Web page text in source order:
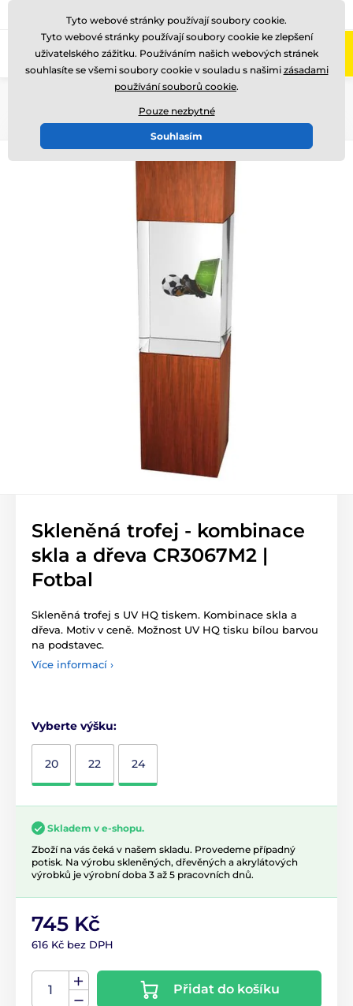
Zavolejte nám (Po-Pá 8-17)
Skleněná trofej - kombinace
skla a dřeva CR3067M2 |
Fotbal
Skleněná trofej s UV HQ tiskem. Kombinace skla a
dřeva. Motiv v ceně. Možnost UV HQ tisku bílou barvou
na podstavec.
Více informací ›
Vyberte výšku:
20 22 24
Skladem v e-shopu.
Zboží na vás čeká v našem skladu. Provedeme případný
potisk. Na výrobu skleněných, dřevěných a akrylátových
výrobků je výrobní doba 3 až 5 pracovních dnů.
745 Kč
616 Kč bez DPH
Přidat do košíku
Tyto webové stránky používají soubory cookie.
Tyto webové stránky používají soubory cookie ke zlepšení
uživatelského zážitku. Používáním našich webových stránek
souhlasíte se všemi soubory cookie v souladu s našimi zásadami
používání souborů cookie.
Pouze nezbytné
Souhlasím